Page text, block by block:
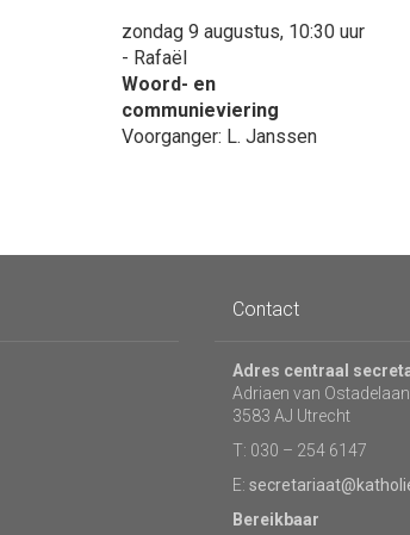
zondag 9 augustus, 10:30 uur
- Rafaël
Woord- en
communieviering
Voorganger: L. Janssen
Contact
Adres centraal
Adriaen van
3583 AJ Utrecht
T: 030 – 254 6147
E:
Bereikbaar